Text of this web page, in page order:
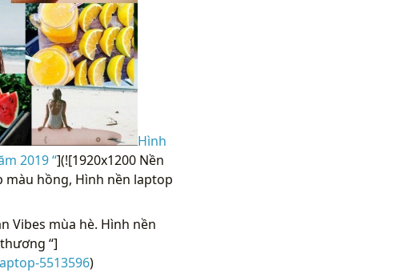
Hình
2019 “](![1920x1200 Nền
màu hồng, Hình nền laptop
Vibes mùa hè. Hình nền
“]
5513596)